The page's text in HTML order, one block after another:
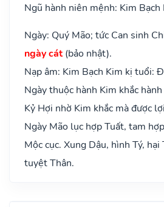
Ngũ hành niên mệnh: Kim Bạch
Ngày: Quý Mão; tức Can sinh
ngày cát(bảo nhật).
Nạp âm: Kim Bạch Kim kị tuổi:
Ngày thuộc hành Kim khắc
Kỷ Hợi nhờ Kim khắc mà được
Ngày Mão lục hợp Tuất, tam
Mộc cục. Xung Dậu, hình Tý,
tuyệt Thân.